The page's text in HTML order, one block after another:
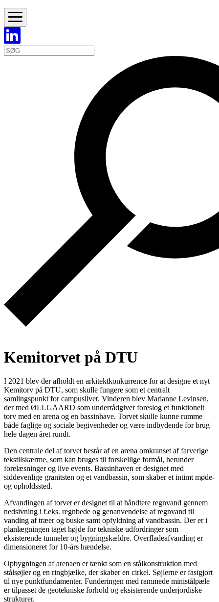
Kemitorvet på DTU
I 2021 blev der afholdt en arkitektkonkurrence for at designe et nyt
Kemitorv på DTU, som skulle fungere som et centralt
samlingspunkt for campuslivet. Vinderen blev Marianne Levinsen,
der med ØLLGAARD som underrådgiver foreslog et funktionelt
torv med en arena og en bassinhave. Torvet skulle kunne rumme
både faglige og sociale begivenheder og være indbydende for brug
hele dagen året rundt.
Den centrale del af torvet består af en arena omkranset af farverige
tekstilskærme, som kan bruges til forskellige formål, herunder
forelæsninger og live events. Bassinhaven er designet med
siddevenlige granitsten og et vandbassin, som skaber et intimt møde-
og opholdssted.
Afvandingen af torvet er designet til at håndtere regnvand gennem
nedsivning i f.eks. regnbede og genanvendelse af regnvand til
vanding af træer og buske samt opfyldning af vandbassin. Der er i
planlægningen taget højde for tekniske udfordringer som
eksisterende tunneler og bygningskældre. Overfladeafvanding er
dimensioneret for 10-års hændelse.
Opbygningen af arenaen er tænkt som en stålkonstruktion med
stålsøjler og en ringbjælke, der skaber en cirkel. Søjlerne er fastgjort
til nye punktfundamenter. Funderingen med rammede ministålpæle
er tilpasset de geotekniske forhold og eksisterende underjordiske
strukturer.